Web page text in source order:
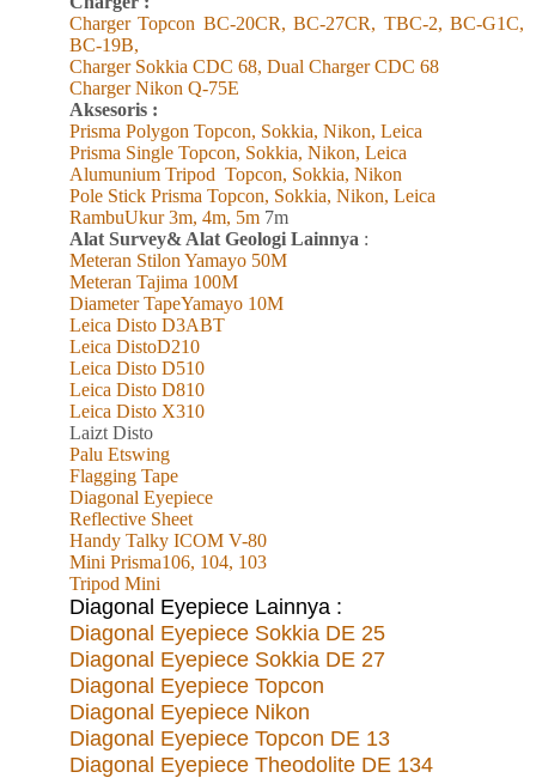
Charger Topcon BC-20CR, BC-27CR, TBC-2, BC-G1C,
BC-19B,
Charger Sokkia CDC 68, Dual Charger CDC 68
Charger Nikon Q-75E
Aksesoris :
Prisma Polygon Topcon, Sokkia, Nikon, Leica
Prisma Single Topcon, Sokkia, Nikon, Leica
Alumunium Tripod Topcon, Sokkia, Nikon
Pole Stick Prisma Topcon, Sokkia, Nikon, Leica
RambuUkur 3m, 4m, 5m 7m
Alat Survey& Alat Geologi Lainnya :
Meteran Stilon Yamayo 50M
Meteran Tajima 100M
Diameter TapeYamayo 10M
Leica Disto D3ABT
Leica DistoD210
Leica Disto D510
Leica Disto D810
Leica Disto X310
Laizt Disto
Palu Etswing
Flagging Tape
Diagonal Eyepiece
Reflective Sheet
Handy Talky ICOM V-80
Mini Prisma106, 104, 103
Tripod Mini
Diagonal Eyepiece Lainnya :
Diagonal Eyepiece Sokkia DE 25
Diagonal Eyepiece Sokkia DE 27
Diagonal Eyepiece Topcon
Diagonal Eyepiece Nikon
Diagonal Eyepiece Topcon DE 13
Diagonal Eyepiece Theodolite DE 134